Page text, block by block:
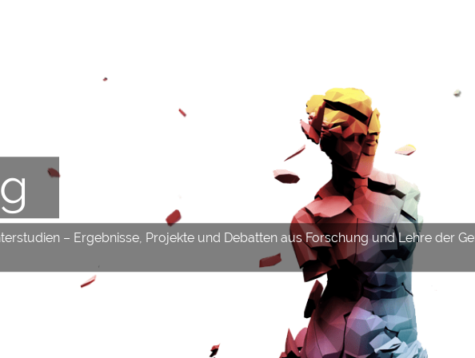
– Ergebnisse, Projekte und Debatten aus Forschung und Lehre der